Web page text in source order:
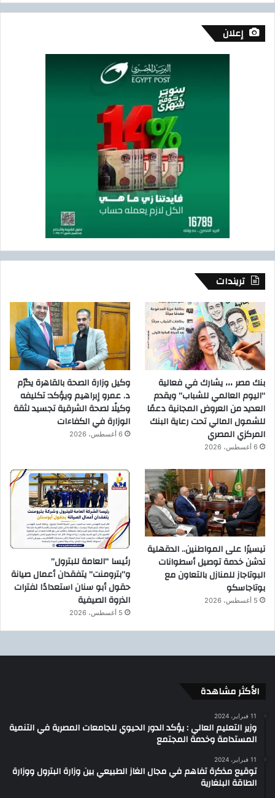
إعلان
تريندات
بنك مصر ،،، يشارك في فعالية
“اليوم العالمي للشباب” ويقدم
العديد من العروض المجانية دعمًا
للشمول المالي تحت رعاية البنك
المركزي المصري
6 أغسطس، 2026
وكيل وزارة الصحة بالقاهرة يكرّم
د. عمرو إبراهيم ويؤكد: تكليفه
وكيلًا لصحة الشرقية تجسيد لثقة
الوزارة في الكفاءات
6 أغسطس، 2026
تيسيرًا على المواطنين.. الدقهلية
تدشن خدمة توصيل أسطوانات
البوتاجاز للمنازل بالتعاون مع
بوتاجاسكو
5 أغسطس، 2026
رئيسا “العامة للبترول”
و”بترومنت” يتفقدان أعمال صيانة
حقول أبو سنان استعدادًا لفترات
الذروة الصيفية
5 أغسطس، 2026
الأكثر مشاهدة
11 فبراير، 2024
وزير التعليم العالي : يؤكد الدور الحيوي للجامعات المصرية في التنمية
المستدامة وخدمة المجتمع
11 فبراير، 2024
توقيع مذكرة تفاهم في مجال الغاز الطبيعي بين وزارة البترول ووزارة
الطاقة البلغارية